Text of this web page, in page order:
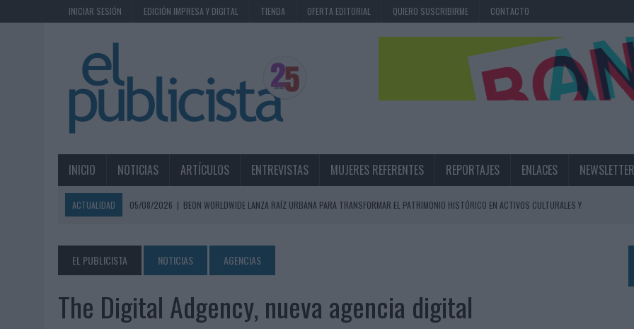
INICIAR SESIÓN EDICIÓN IMPRESA Y DIGITAL TIENDA OFERTA EDITORIAL QUIERO SUSCRIBIRME CONTACTO
INICIO NOTICIAS ARTÍCULOS ENTREVISTAS MUJERES REFERENTES REPORTAJES ENLACES NEWSLETTER
ACTUALIDAD 05/08/2026 | BEON WORLDWIDE LANZA RAÍZ URBANA PARA TRANSFORMAR EL PATRIMONIO HISTÓRICO EN ACTIVOS CULTURALES Y
05/08/2026 | LOPESAN HOTELS & RESORTS ACERCA EL PARAÍSO CANARIO EN SU ÚLTIMA CAMPAÑA INTERNACIONAL
05/08/2026
LUIS ARQUILLOS (BURGO DE ARIAS): “LA CONSTRUCCIÓN DE MARCA A LARGO PLAZO Y LA MEDICIÓN SON DOS CARAS DE LA MISMA
MONEDA”
EL PUBLICISTA NOTICIAS AGENCIAS
The Digital Adgency, nueva agencia digital